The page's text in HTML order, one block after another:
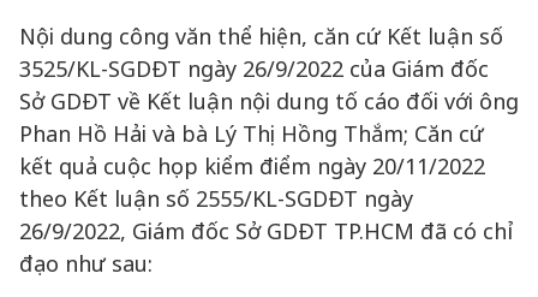
Nội dung công văn thể hiện, căn cứ Kết luận số
3525/KL-SGDĐT ngày 26/9/2022 của Giám đốc
Sở GDĐT về Kết luận nội dung tố cáo đối với ông
Phan Hồ Hải và bà Lý Thị Hồng Thắm; Căn cứ
kết quả cuộc họp kiểm điểm ngày 20/11/2022
theo Kết luận số 2555/KL-SGDĐT ngày
26/9/2022, Giám đốc Sở GDĐT TP.HCM đã có chỉ
đạo như sau: